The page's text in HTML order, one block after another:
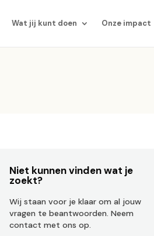
Wat jij kunt doen Onze impact
Niet kunnen vinden wat je
zoekt?
Wij staan voor je klaar om al jouw
vragen te beantwoorden. Neem
contact met ons op.